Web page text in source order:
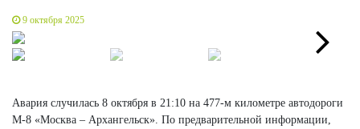
9 октября 2025
Авария случилась 8 октября в 21:10 на 477-м километре автодороги
М-8 «Москва – Архангельск». По предварительной информации,